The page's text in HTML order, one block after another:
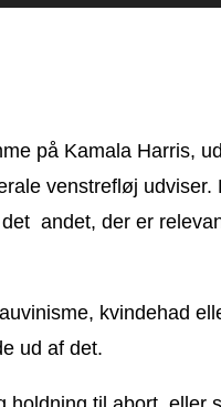
på Kamala Harris,
venstrefløj
andet, der er
kvindehad
ud af det.